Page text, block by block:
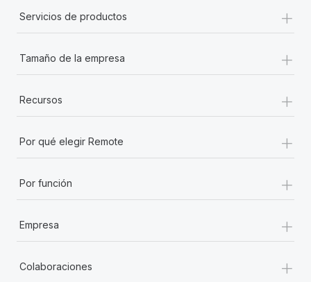
Servicios de productos +
Tamaño de la empresa +
Recursos +
Por qué elegir Remote +
Por función +
Empresa +
Colaboraciones +